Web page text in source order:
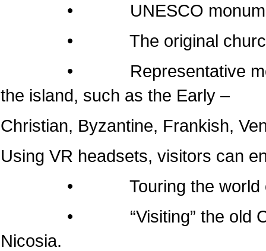
• UNESCO
• The original churches
• Representative
the island, such as the Early –
Christian, Byzantine, Frankish,
Using VR headsets, visitors can
• Touring the world of
• “Visiting” the old
Nicosia.